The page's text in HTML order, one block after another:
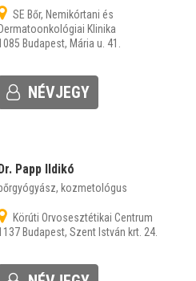
SE Bőr, Nemikórtani és
Dermatoonkológiai Klinika
Budapest, Mária u. 41.
NÉVJEGY
Dr. Papp Ildikó
bőrgyógyász, kozmetológus
Körúti Orvosesztétikai Centrum
Budapest, Szent István krt. 24.